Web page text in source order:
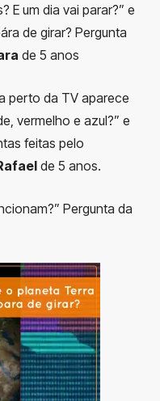
E um dia vai parar?” e
de girar? Pergunta
de 5 anos
perto da TV aparece
vermelho e azul?” e
feitas pelo
de 5 anos.
Pergunta da